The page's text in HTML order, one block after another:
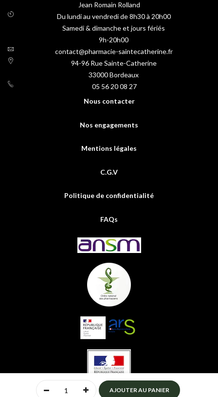
Jean Romain Rolland
Du lundi au vendredi de 8h30 à 20h00
Samedi & dimanche et jours fériés
9h-20h00
contact@pharmacie-saintecatherine.fr
94-96 Rue Sainte-Catherine
33000Bordeaux
05 56 20 08 27
Nous contacter
Nos engagements
Mentions légales
C.G.V
Politique de confidentialité
FAQs
AJOUTER AU PANIER